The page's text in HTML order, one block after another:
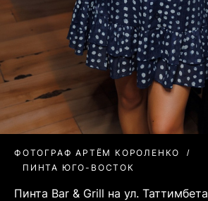
ФОТОГРАФ АРТЁМ КОРОЛЕНКО
ПИНТА ЮГО-ВОСТОК
Пинта Bar & Grill на ул. Таттимбета